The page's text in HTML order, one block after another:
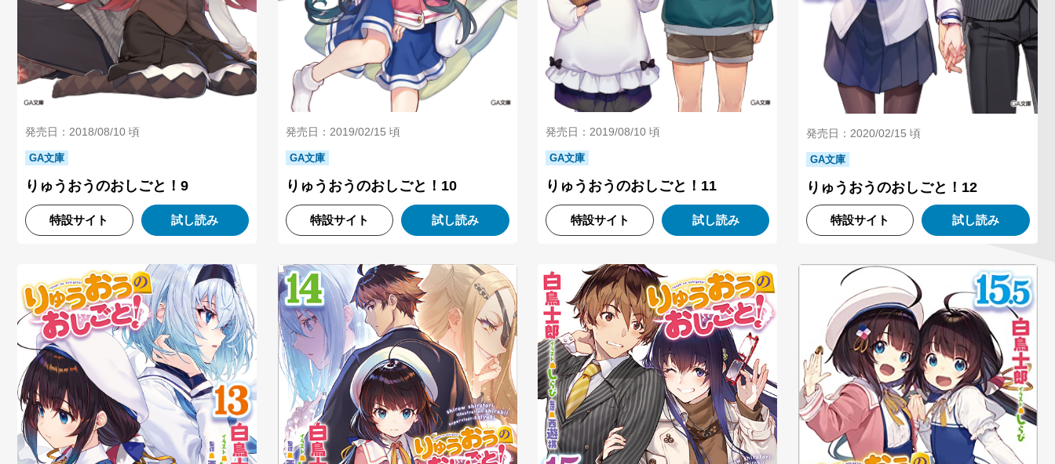
発売日：2018/08/10 頃
GA文庫
りゅうおうのおしごと！9
特設サイト 試し読み
発売日：2019/02/15 頃
GA文庫
りゅうおうのおしごと！10
特設サイト 試し読み
発売日：2019/08/10 頃
GA文庫
りゅうおうのおしごと！11
特設サイト 試し読み
発売日：2020/02/15 頃
GA文庫
りゅうおうのおしごと！12
特設サイト 試し読み